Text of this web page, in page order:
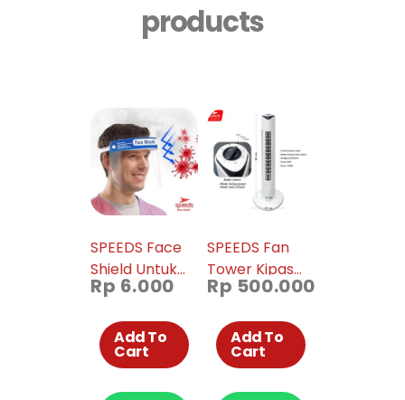
products
SPEEDS Face
Shield Untuk
Wajah / Muka
Pelindung
Muka Anti Virus
Rp 6.000
Add To
Cart
SPEEDS Fan
Tower Kipas
Angin Tower
Kipas Menara
Elektrik
Rp 500.000
Add To
Cart